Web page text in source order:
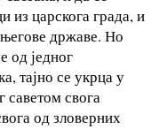
из царскога града, и
државе. Но
од једног
тајно се укрца у
свога
од зловерних